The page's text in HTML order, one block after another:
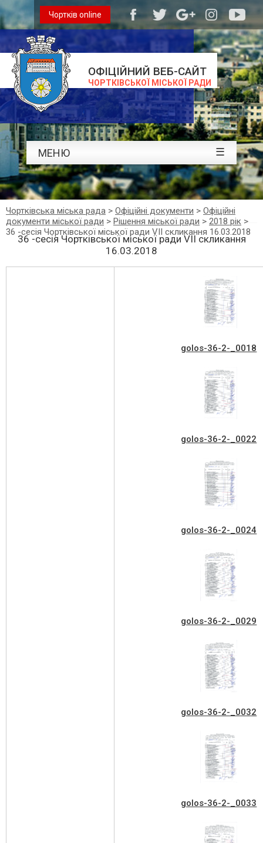
ОФІЦІЙНИЙ ВЕБ-САЙТ
ЧОРТКІВСЬКОЇ МІСЬКОЇ РАДИ
Чортків online
МЕНЮ ☰
Чортківська міська рада > Офіційні документи > Офіційні
документи міської ради > Рішення міської ради > 2018 рік >
36 -сесія Чортківської міської ради VII скликання 16.03.2018
36 -сесія Чортківської міської ради VII скликання
16.03.2018
golos-36-2-_0018
golos-36-2-_0022
golos-36-2-_0024
golos-36-2-_0029
golos-36-2-_0032
golos-36-2-_0033